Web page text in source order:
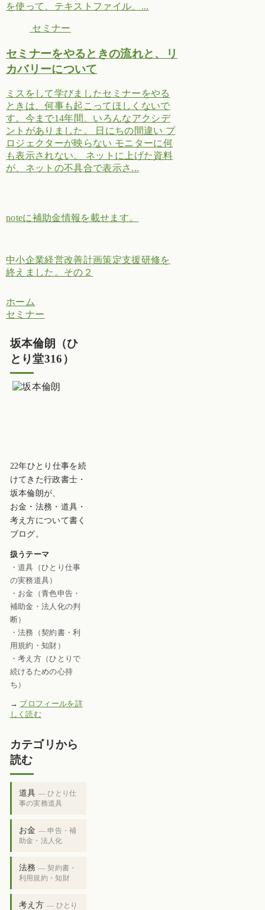
を使って、テキストファイル、...
セミナー
セミナーをやるときの流れと、リ
カバリーについて
ミスをして学びましたセミナーをやる
ときは、何事も起こってほしくないで
す。今まで14年間、いろんなアクシデ
ントがありました。 日にちの間違い プ
ロジェクターが映らない モニターに何
も表示されない。 ネットに上げた資料
が、ネットの不具合で表示さ...
noteに補助金情報を載せます。
中小企業経営改善計画策定支援研修を
終えました。その２
ホーム
セミナー
坂本倫朗（ひ
とり堂316）
22年ひとり仕事を続
けてきた行政書士・
坂本倫朗が、
お金・法務・道具・
考え方について書く
ブログ。
扱うテーマ
・道具（ひとり仕事
の実務道具）
・お金（青色申告・
補助金・法人化の判
断）
・法務（契約書・利
用規約・知財）
・考え方（ひとりで
続けるための心持
ち）
→ プロフィールを詳
しく読む
カテゴリから
読む
道具 — ひとり仕
事の実務道具
お金 — 申告・補
助金・法人化
法務 — 契約書・
利用規約・知財
考え方 — ひとり